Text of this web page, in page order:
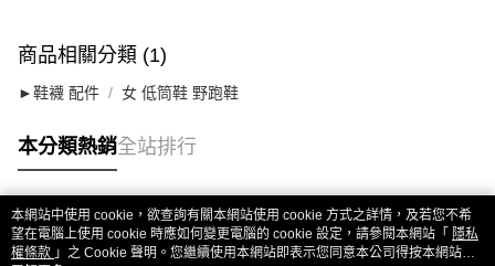
商品相關分類 (1)
►鞋襪 配件 女 低筒鞋 野跑鞋
本分類熱銷全站排行
熱門標籤
本網站中使用 cookie，欲查詢有關本網站使用 cookie 方式之詳情，及若您不希
望在電腦上使用 cookie 時應如何變更電腦的 cookie 設定，請參閱本網站「 隱私
權條款 」之 Cookie 聲明。您繼續使用本網站即表示您同意本公司得按本網站使